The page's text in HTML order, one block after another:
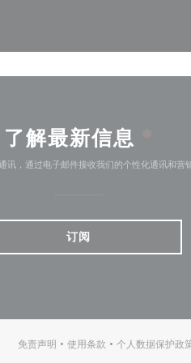
了解最新信息
讯，通过电子邮件接收我们的个性化通讯和营
订阅
免责声明
((在新窗口中打开))
使用条款
((在新窗口中打开))
个人数据保护政
((在新